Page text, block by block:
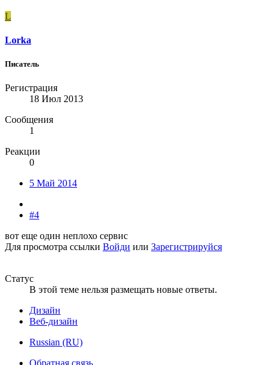
L
Lorka
Писатель
Регистрация
18 Июл 2013
Сообщения
1
Реакции
0
5 Май 2014
#4
вот еще один неплохо сервис
Для просмотра ссылки Войди или Зарегистрируйся
Статус
В этой теме нельзя размещать новые ответы.
Дизайн
Веб-дизайн
Russian (RU)